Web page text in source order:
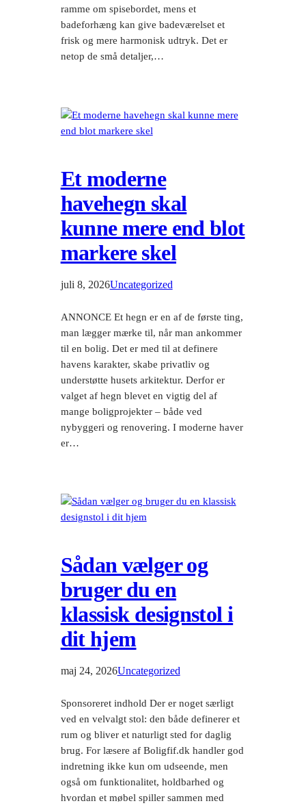
ramme om spisebordet, mens et
badeforhæng kan give badeværelset et
frisk og mere harmonisk udtryk. Det er
netop de små detaljer,…
Et moderne
havehegn skal
kunne mere end blot
markere skel
juli 8, 2026Uncategorized
ANNONCE Et hegn er en af de første ting,
man lægger mærke til, når man ankommer
til en bolig. Det er med til at definere
havens karakter, skabe privatliv og
understøtte husets arkitektur. Derfor er
valget af hegn blevet en vigtig del af
mange boligprojekter – både ved
nybyggeri og renovering. I moderne haver
er…
Sådan vælger og
bruger du en
klassisk designstol i
dit hjem
maj 24, 2026Uncategorized
Sponsoreret indhold Der er noget særligt
ved en velvalgt stol: den både definerer et
rum og bliver et naturligt sted for daglig
brug. For læsere af Boligfif.dk handler god
indretning ikke kun om udseende, men
også om funktionalitet, holdbarhed og
hvordan et møbel spiller sammen med